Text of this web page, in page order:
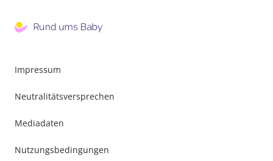
Impressum
Neutralitätsversprechen
Mediadaten
Nutzungsbedingungen